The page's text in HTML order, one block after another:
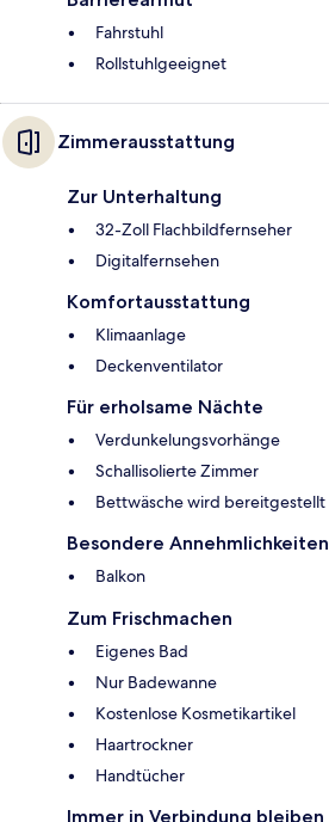
Fahrstuhl
Rollstuhlgeeignet
Zimmerausstattung
Zur Unterhaltung
32-Zoll Flachbildfernseher
Digitalfernsehen
Komfortausstattung
Klimaanlage
Deckenventilator
Für erholsame Nächte
Verdunkelungsvorhänge
Schallisolierte Zimmer
Bettwäsche wird bereitgestellt
Besondere Annehmlichkeiten
Balkon
Zum Frischmachen
Eigenes Bad
Nur Badewanne
Kostenlose Kosmetikartikel
Haartrockner
Handtücher
Immer in Verbindung bleiben